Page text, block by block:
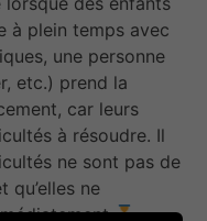
à plein temps avec
une personne
etc.) prend la
car leurs
à résoudre. Il
ne sont pas de
qu’elles ne
.